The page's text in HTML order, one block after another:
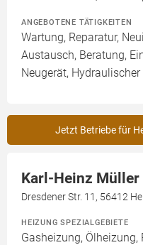
ANGEBOTENE TÄTIGKEITEN
Wartung, Reparatur,
Austausch, Beratung,
Neugerät,
Jetzt Betriebe für
Karl-Heinz Müller
Dresdener Str. 11, 56412
HEIZUNG SPEZIALGEBIETE
Gasheizung, Ölheizung,